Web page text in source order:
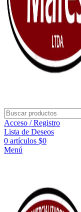
Acceso / Registro
Lista de Deseos
0 artículos $0
Menú